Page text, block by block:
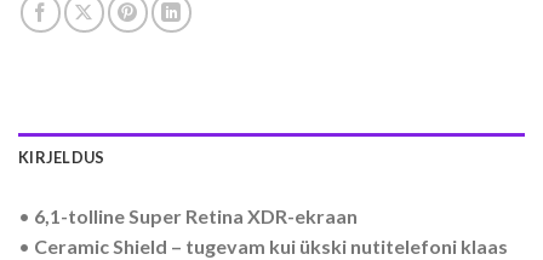
KIRJELDUS
• 6,1-tolline Super Retina XDR-ekraan
• Ceramic Shield – tugevam kui ükski nutitelefoni klaas